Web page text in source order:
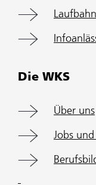
Die WKS
Über uns
Jobs